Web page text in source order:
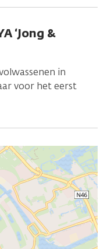
‘Jong &
in
voor het eerst